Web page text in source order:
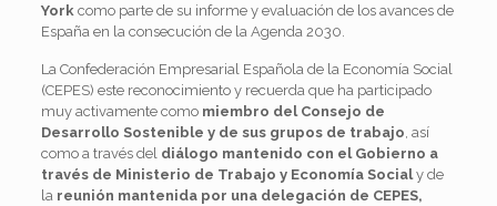
York como parte de su informe y evaluación de los avances de
España en la consecución de la Agenda 2030.
La Confederación Empresarial Española de la Economía Social
(CEPES) este reconocimiento y recuerda que ha participado
muy activamente como miembro del Consejo de
Desarrollo Sostenible y de sus grupos de trabajo , así
como a través del diálogo mantenido con el Gobierno a
través de Ministerio de Trabajo y Economía Socialy de
la reunión mantenida por una delegación de CEPES,